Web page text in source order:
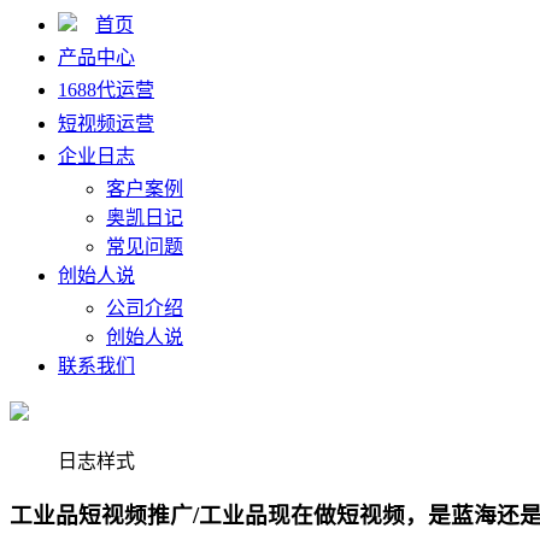
首页
产品中心
1688代运营
短视频运营
企业日志
客户案例
奥凯日记
常见问题
创始人说
公司介绍
创始人说
联系我们
日志样式
工业品短视频推广/工业品现在做短视频，是蓝海还是